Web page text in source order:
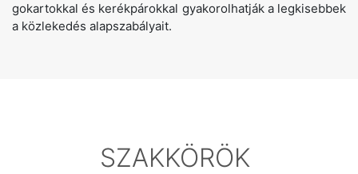
gokartokkal és kerékpárokkal gyakorolhatják a legkisebbek
a közlekedés alapszabályait.
SZAKKÖRÖK